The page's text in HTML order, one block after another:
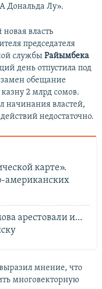
Дональда Лу».
власть
председателя
службы Райымбека
день отпустила под
обещание
2 млрд сомов.
начинания властей,
недостаточно.
карте».
американских
арестовали и...
мнение, что
многовекторную